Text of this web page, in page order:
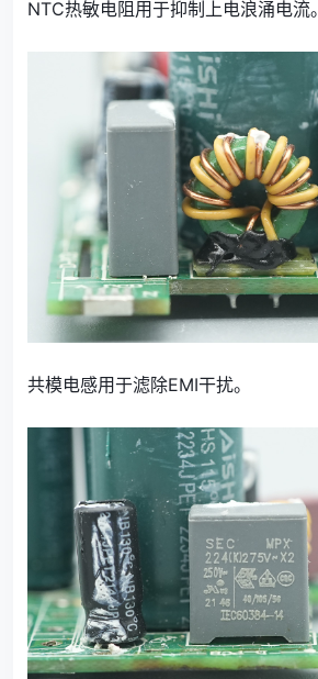
NTC热敏电阻用于抑制上电浪涌电流。
共模电感用于滤除EMI干扰。